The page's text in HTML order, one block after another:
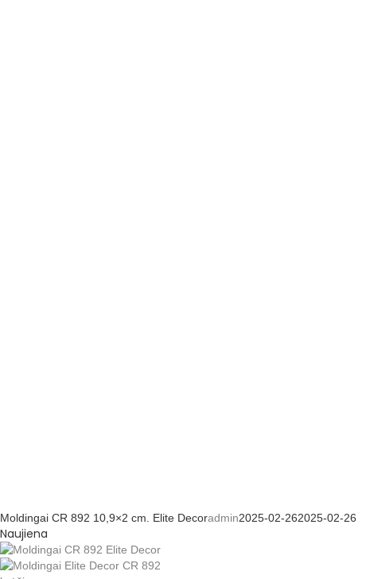
Moldingai CR 892 10,9×2 cm. Elite Decoradmin2025-02-262025-02-26
Naujiena